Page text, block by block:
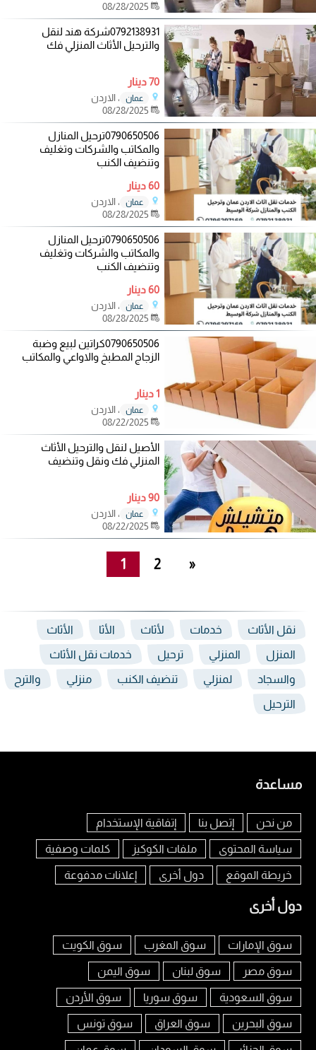
0792138931شركة هند لنقل
والترحيل الأثاث المنزلي فك
70 دينار
عمان
، الاردن
0790650506ترحيل المنازل
والمكاتب والشركات وتغليف
وتنضيف الكنب
60 دينار
عمان
، الاردن
0790650506ترحيل المنازل
والمكاتب والشركات وتغليف
وتنضيف الكنب
60 دينار
عمان
، الاردن
0790650506كراتين لبيع وضبة
الزجاج المطبخ والاواعي والمكاتب
1 دينار
عمان
، الاردن
الأصيل لنقل والترحيل الأثاث
المنزلي فك ونقل وتنضيف
90 دينار
عمان
، الاردن
1 2 »
نقل الأثاث خدمات لأثاث الأثا الأثاث
المنزل المنزلي ترحيل خدمات نقل الأثاث
والسجاد لمنزلي تنضيف الكنب منزلي والترح
الترحيل
مساعدة
من نحن إتصل بنا إتفاقية الإستخدام
سياسة المحتوى ملفات الكوكيز كلمات وصفية
خريطة الموقع دول أخرى إعلانات مدفوعة
دول أخرى
سوق الإمارات سوق المغرب سوق الكويت
سوق مصر سوق لبنان سوق اليمن
سوق السعودية سوق سوريا سوق الأردن
سوق البحرين سوق العراق سوق تونس